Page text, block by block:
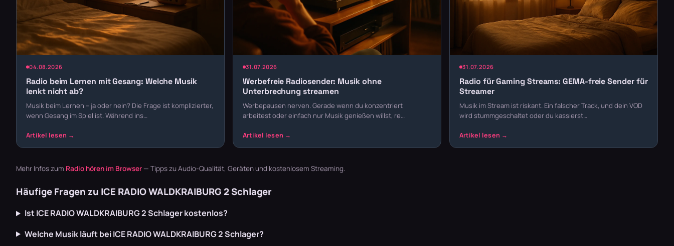
04.08.2026
Radio beim Lernen mit Gesang: Welche Musik
lenkt nicht ab?
Musik beim Lernen – ja oder nein? Die Frage ist komplizierter,
wenn Gesang im Spiel ist. Während ins…
31.07.2026
Werbefreie Radiosender: Musik ohne
Unterbrechung streamen
Werbepausen nerven. Gerade wenn du konzentriert
arbeitest oder einfach nur Musik genießen willst, re…
31.07.2026
Radio für Gaming Streams: GEMA-freie Sender für
Streamer
Musik im Stream ist riskant. Ein falscher Track, und dein VOD
wird stummgeschaltet oder du kassierst…
Mehr Infos zum Radio hören im Browser — Tipps zu Audio-Qualität, Geräten und kostenlosem Streaming.
Häufige Fragen zu ICE RADIO WALDKRAIBURG 2 Schlager
Ist ICE RADIO WALDKRAIBURG 2 Schlager kostenlos?
Welche Musik läuft bei ICE RADIO WALDKRAIBURG 2 Schlager?